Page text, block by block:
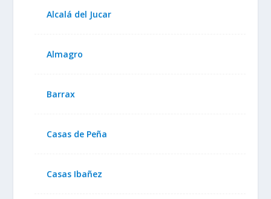
Alcalá del Jucar
Almagro
Barrax
Casas de Peña
Casas Ibañez